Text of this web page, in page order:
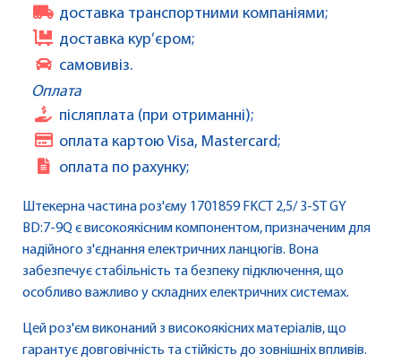
доставка транспортними компаніями;
доставка кур’єром;
самовивіз.
Оплата
післяплата (при отриманні);
оплата картою Visa, Mastercard;
оплата по рахунку;
Штекерна частина роз'єму 1701859 FKCT 2,5/ 3-ST GY
BD:7-9Q є високоякісним компонентом, призначеним для
надійного з'єднання електричних ланцюгів. Вона
забезпечує стабільність та безпеку підключення, що
особливо важливо у складних електричних системах.
Цей роз'єм виконаний з високоякісних матеріалів, що
гарантує довговічність та стійкість до зовнішніх впливів.